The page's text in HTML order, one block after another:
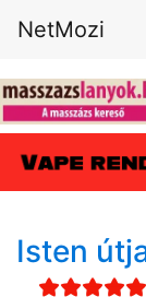
NetMozi
Isten